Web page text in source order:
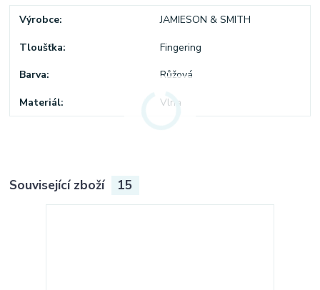
Výrobce JAMIESON & SMITH
Tloušťka Fingering
Barva Růžová
Materiál Vlna
Související zboží 15